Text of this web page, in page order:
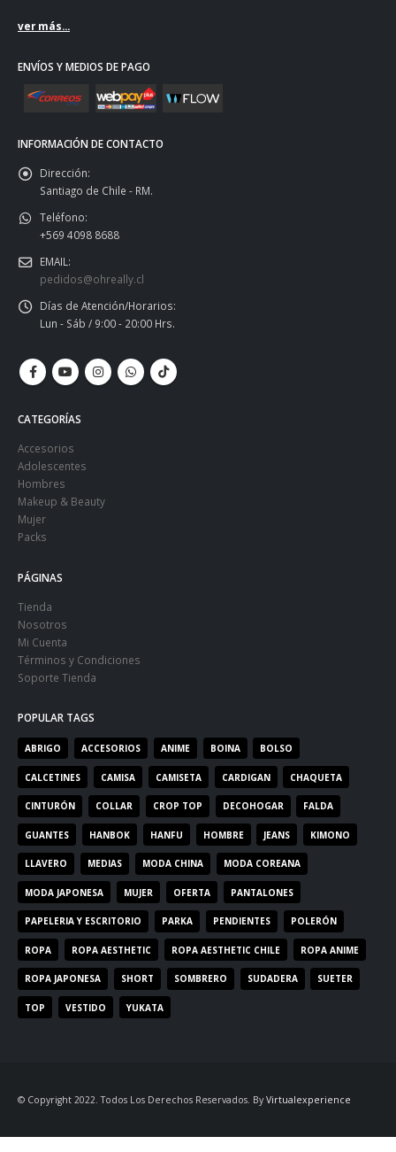
ver más...
ENVÍOS Y MEDIOS DE PAGO
INFORMACIÓN DE CONTACTO
Dirección:
Santiago de Chile - RM.
Teléfono:
+569 4098 8688
EMAIL:
pedidos@ohreally.cl
Días de Atención/Horarios:
Lun - Sáb / 9:00 - 20:00 Hrs.
CATEGORÍAS
Accesorios
Adolescentes
Hombres
Makeup & Beauty
Mujer
Packs
PÁGINAS
Tienda
Nosotros
Mi Cuenta
Términos y Condiciones
Soporte Tienda
POPULAR TAGS
ABRIGO ACCESORIOS ANIME BOINA BOLSO
CALCETINES CAMISA CAMISETA CARDIGAN CHAQUETA
CINTURÓN COLLAR CROP TOP DECOHOGAR FALDA
GUANTES HANBOK HANFU HOMBRE JEANS KIMONO
LLAVERO MEDIAS MODA CHINA MODA COREANA
MODA JAPONESA MUJER OFERTA PANTALONES
PAPELERIA Y ESCRITORIO PARKA PENDIENTES POLERÓN
ROPA ROPA AESTHETIC ROPA AESTHETIC CHILE ROPA ANIME
ROPA JAPONESA SHORT SOMBRERO SUDADERA SUETER
TOP VESTIDO YUKATA
© Copyright 2022. Todos Los Derechos Reservados. By Virtualexperience